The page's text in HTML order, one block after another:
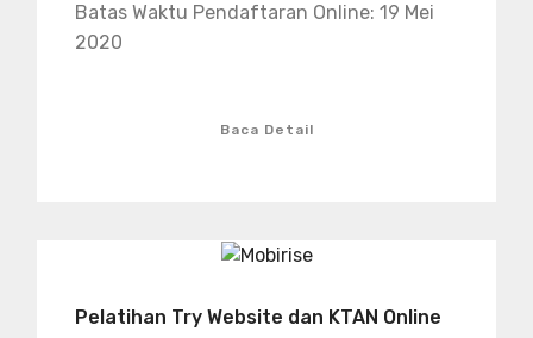
Batas Waktu Pendaftaran Online: 19 Mei
2020
Baca Detail
Pelatihan Try Website dan KTAN Online